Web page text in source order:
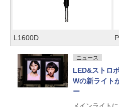
L1600D
ニュース
LED&ストロ
Wの新ライト
ー